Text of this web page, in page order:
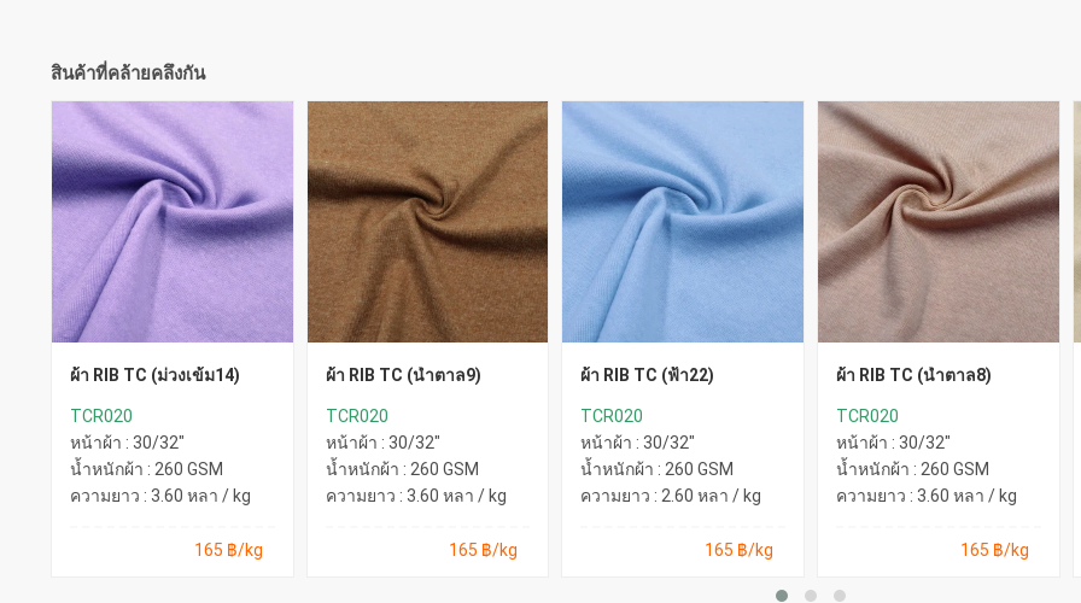
สินค้าที่คล้ายคลึงกัน
ผ้า RIB TC (ม่วงเข้ม14)
TCR020
หน้าผ้า : 30/32"
น้ำหนักผ้า : 260 GSM
ความยาว : 3.60 หลา / kg
165 ฿/kg
ผ้า RIB TC (น้ำตาล9)
TCR020
หน้าผ้า : 30/32"
น้ำหนักผ้า : 260 GSM
ความยาว : 3.60 หลา / kg
165 ฿/kg
ผ้า RIB TC (ฟ้า22)
TCR020
หน้าผ้า : 30/32"
น้ำหนักผ้า : 260 GSM
ความยาว : 2.60 หลา / kg
165 ฿/kg
ผ้า RIB TC (น้ำตาล8)
TCR020
หน้าผ้า : 30/32"
น้ำหนักผ้า : 260 GSM
ความยาว : 3.60 หลา / kg
165 ฿/kg